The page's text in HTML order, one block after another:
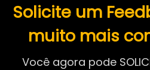
Solicite um
muito mais
Você agora pode